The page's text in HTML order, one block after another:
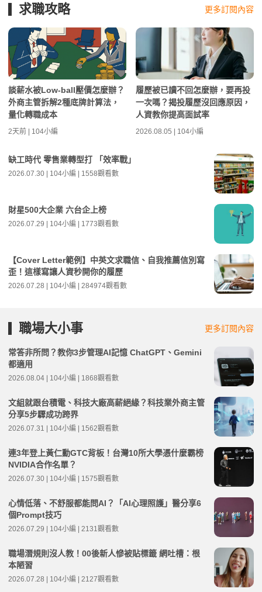
求職攻略 更多訂閱內容
談薪水被Low-ball壓價怎麼辦？
外商主管拆解2種底牌計算法，
量化轉職成本
2天前 | 104小編
履歷被已讀不回怎麼辦，要再投
一次嗎？揭投履歷沒回應原因，
人資教你提高面試率
2026.08.05 | 104小編
缺工時代 零售業轉型打 「效率戰」
2026.07.30 | 104小編 | 1558觀看數
財星500大企業 六台企上榜
2026.07.29 | 104小編 | 1773觀看數
【Cover Letter範例】中英文求職信、自我推薦信別寫
歪！這樣寫讓人資秒開你的履歷
2026.07.28 | 104小編 | 284974觀看數
職場大小事 更多訂閱內容
常答非所問？教你3步管理AI記憶 ChatGPT、Gemini
都適用
2026.08.04 | 104小編 | 1868觀看數
文組就跟台積電、科技大廠高薪絕緣？科技業外商主管
分享5步驟成功跨界
2026.07.31 | 104小編 | 1562觀看數
連3年登上黃仁勳GTC背板！台灣10所大學憑什麼霸榜
NVIDIA合作名單？
2026.07.30 | 104小編 | 1575觀看數
心情低落、不舒服都能問AI？「AI心理照護」醫分享6
個Prompt技巧
2026.07.29 | 104小編 | 2131觀看數
職場潛規則沒人教！00後新人慘被貼標籤 網吐槽：根
本陋習
2026.07.28 | 104小編 | 2127觀看數